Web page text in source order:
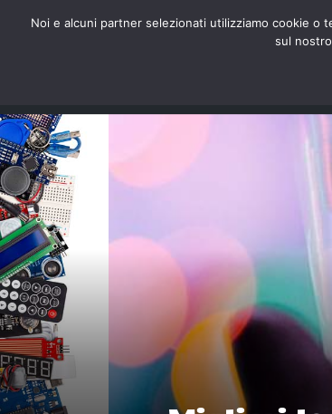
Noi e alcuni partner selezionati utilizziamo cookie
sul